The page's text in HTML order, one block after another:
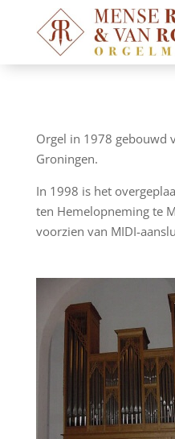
Orgel in 1978 gebouwd
Groningen.
In 1998 is het
ten Hemelopneming te
voorzien van MIDI-